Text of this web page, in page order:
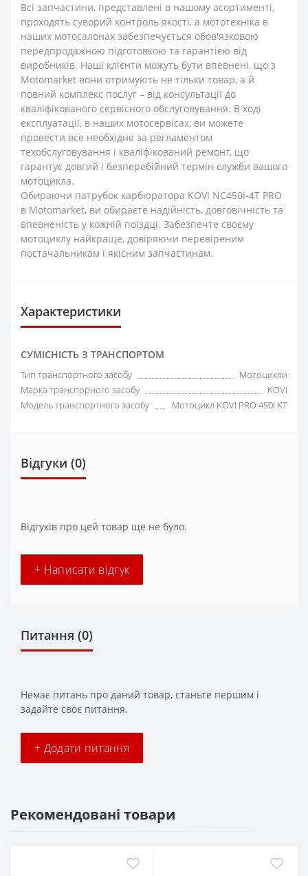
Всі запчастини, представлені в нашому асортименті,
проходять суворий контроль якості, а мототехніка в
наших мотосалонах забезпечується обов'язковою
передпродажною підготовкою та гарантією від
виробників. Наші клієнти можуть бути впевнені, що з
Motomarket вони отримують не тільки товар, а й
повний комплекс послуг – від консультації до
кваліфікованого сервісного обслуговування. В ході
експлуатації, в наших мотосервісах, ви можете
провести все необхідне за регламентом
техобслуговування і кваліфікований ремонт, що
гарантує довгий і безперебійний термін служби вашого
мотоцикла.
Обираючи патрубок карбюратора KOVI NC450i-4Т PRO
в Motomarket, ви обираєте надійність, довговічність та
впевненість у кожній поїздці. Забезпечте своєму
мотоциклу найкраще, довіряючи перевіреним
постачальникам і якісним запчастинам.
Характеристики
СУМІСНІСТЬ З ТРАНСПОРТОМ
Тип транспортного засобу
Мотоцикли
Марка транспорного засобу
KOVI
Модель транспортного засобу
Мотоцикл KOVI PRO 450I KT
Відгуки (0)
Відгуків про цей товар ще не було.
+ Написати відгук
Питання (0)
Немає питань про даний товар, станьте першим і
задайте своє питання.
+ Додати питання
Рекомендовані товари